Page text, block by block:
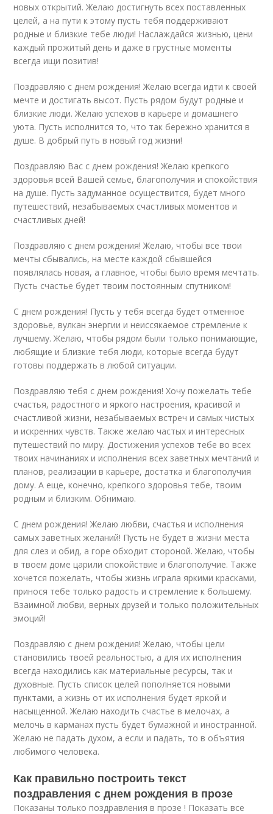
новых открытий. Желаю достигнуть всех поставленных
целей, а на пути к этому пусть тебя поддерживают
родные и близкие тебе люди! Наслаждайся жизнью, цени
каждый прожитый день и даже в грустные моменты
всегда ищи позитив!
Поздравляю с днем рождения! Желаю всегда идти к своей
мечте и достигать высот. Пусть рядом будут родные и
близкие люди. Желаю успехов в карьере и домашнего
уюта. Пусть исполнится то, что так бережно хранится в
душе. В добрый путь в новый год жизни!
Поздравляю Вас с днем рождения! Желаю крепкого
здоровья всей Вашей семье, благополучия и спокойствия
на душе. Пусть задуманное осуществится, будет много
путешествий, незабываемых счастливых моментов и
счастливых дней!
Поздравляю с днем рождения! Желаю, чтобы все твои
мечты сбывались, на месте каждой сбывшейся
появлялась новая, а главное, чтобы было время мечтать.
Пусть счастье будет твоим постоянным спутником!
С днем рождения! Пусть у тебя всегда будет отменное
здоровье, вулкан энергии и неиссякаемое стремление к
лучшему. Желаю, чтобы рядом были только понимающие,
любящие и близкие тебя люди, которые всегда будут
готовы поддержать в любой ситуации.
Поздравляю тебя с днем рождения! Хочу пожелать тебе
счастья, радостного и яркого настроения, красивой и
счастливой жизни, незабываемых встреч и самых чистых
и искренних чувств. Также желаю частых и интересных
путешествий по миру. Достижения успехов тебе во всех
твоих начинаниях и исполнения всех заветных мечтаний и
планов, реализации в карьере, достатка и благополучия
дому. А еще, конечно, крепкого здоровья тебе, твоим
родным и близким. Обнимаю.
С днем рождения! Желаю любви, счастья и исполнения
самых заветных желаний! Пусть не будет в жизни места
для слез и обид, а горе обходит стороной. Желаю, чтобы
в твоем доме царили спокойствие и благополучие. Также
хочется пожелать, чтобы жизнь играла яркими красками,
принося тебе только радость и стремление к большему.
Взаимной любви, верных друзей и только положительных
эмоций!
Поздравляю с днем рождения! Желаю, чтобы цели
становились твоей реальностью, а для их исполнения
всегда находились как материальные ресурсы, так и
духовные. Пусть список целей пополняется новыми
пунктами, а жизнь от их исполнения будет яркой и
насыщенной. Желаю находить счастье в мелочах, а
мелочь в карманах пусть будет бумажной и иностранной.
Желаю не падать духом, а если и падать, то в объятия
любимого человека.
Как правильно построить текст
поздравления с днем рождения в прозе
Показаны только поздравления в прозе ! Показать все